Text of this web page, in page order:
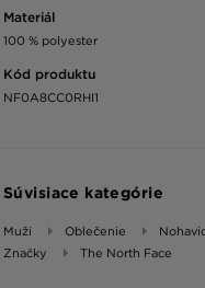
Materiál
100 % polyester
Kód produktu
NF0A8CC0RHI1
Súvisiace kategórie
Muži Oblečenie
Značky
The North Face